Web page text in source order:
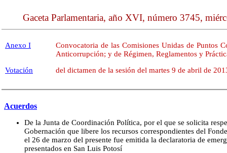
Gaceta Parlamentaria, año XVI, número 3745,
Anexo I
Convocatoria de las Comisiones Unidas de Puntos
Anticorrupción; y de Régimen, Reglamentos y
Votación
del dictamen de la sesión del martes 9 de abril de
Acuerdos
De la Junta de Coordinación Política, por el que se solicita
Gobernación que libere los recursos correspondientes del
el 26 de marzo del presente fue emitida la declaratoria de
presentados en San Luis Potosí